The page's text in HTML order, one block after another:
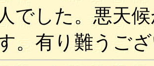
でした。悪天
。有り難うご